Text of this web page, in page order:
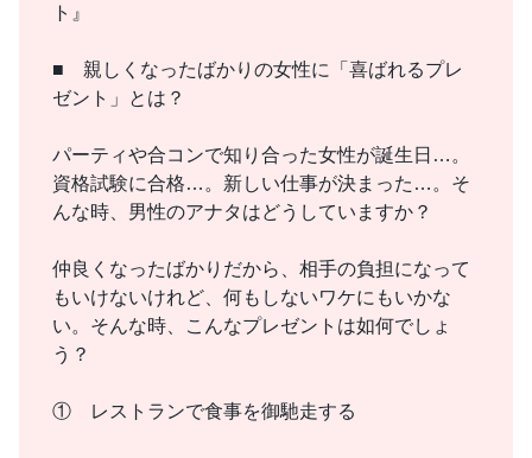
ト』
■ 親しくなったばかりの女性に「喜ばれるプレ
ゼント」とは？
パーティや合コンで知り合った女性が誕生日…。
資格試験に合格…。新しい仕事が決まった…。そ
んな時、男性のアナタはどうしていますか？
仲良くなったばかりだから、相手の負担になって
もいけないけれど、何もしないワケにもいかな
い。そんな時、こんなプレゼントは如何でしょ
う？
① レストランで食事を御馳走する